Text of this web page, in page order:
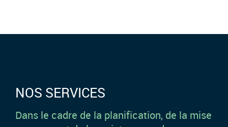
NOS SERVICES
Dans le cadre de la planification, de la mise